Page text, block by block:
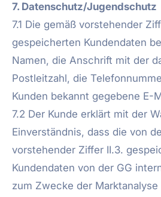
7. Datenschutz/Jugendschutz
7.1 Die gemäß vorstehender
gespeicherten Kundendaten
Namen, die Anschrift mit der
Postleitzahl, die
Kunden bekannt gegebene E-
7.2 Der Kunde erklärt mit der
Einverständnis, dass die von
vorstehender Ziffer II.3.
Kundendaten von der GG
zum Zwecke der Marktanalyse